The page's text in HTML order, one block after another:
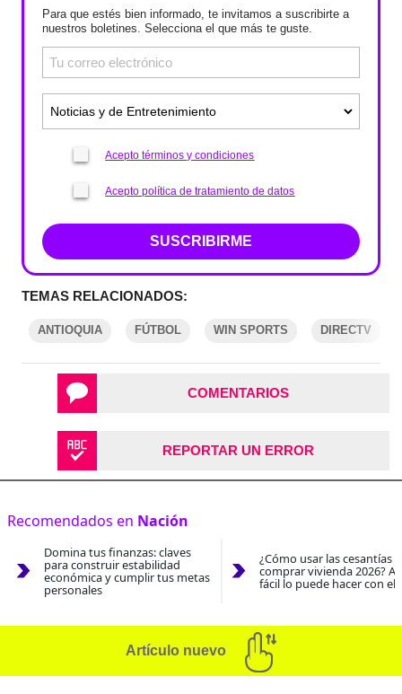
Para que estés bien informado, te invitamos a suscribirte a
nuestros boletines. Selecciona el que más te guste.
Acepto términos y condiciones
Acepto política de tratamiento de datos
SUSCRIBIRME
TEMAS RELACIONADOS:
ANTIOQUIA FÚTBOL WIN SPORTS DIRECTV
COMENTARIOS
REPORTAR UN ERROR
Recomendados en Nación
Domina tus finanzas: claves
para construir estabilidad
económica y cumplir tus metas
personales
¿Cómo usar las cesantías
comprar vivienda 2026?
fácil lo puede hacer con el
Artículo nuevo